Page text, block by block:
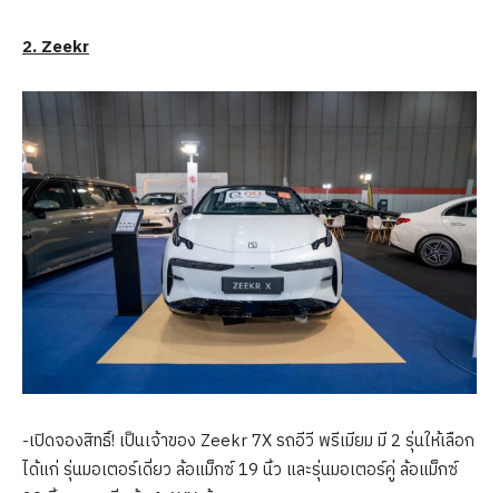
2.Zeekr
-เปิดจองสิทธิ์! เป็นเจ้าของ Zeekr 7X รถอีวี พรีเมียม มี 2 รุ่นให้เลือก
ได้แก่ รุ่นมอเตอร์เดี่ยว ล้อแม็กซ์ 19 นิ้ว และรุ่นมอเตอร์คู่ ล้อแม็กซ์